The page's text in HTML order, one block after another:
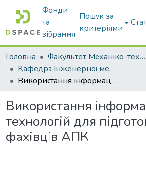
Фонди
та
зібрання
Пошук за
критеріями
Головна
Факультет Механіко-технологічний
Кафедра Інженерної механіки та комп'ютерного проектування
Використання інформаційних технологій для підготовки фахівців АПК
Використання
технологій для
фахівців АПК